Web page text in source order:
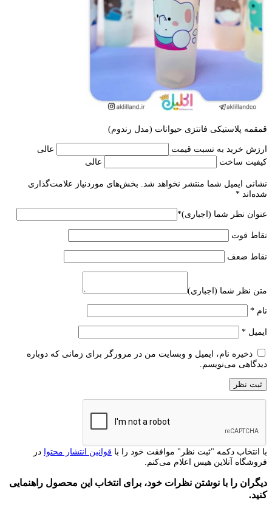
قمقمه پلاستیکی فانتزی حیوانات (مدل رندوم)
ارزش خرید به نسبت قیمت
عالی
کیفیت ساخت
عالی
نشانی ایمیل شما منتشر نخواهد شد.
بخش‌های موردنیاز علامت‌گذاری
شده‌اند *
عنوان نظر شما (اجباری)*
نقاط قوت
نقاط ضعف
متن نظر شما (اجباری)
نام *
ایمیل *
ذخیره نام، ایمیل و وبسایت من در مرورگر برای زمانی که دوباره
دیدگاهی می‌نویسم.
با انتخاب دکمه "ثبت نظر" موافقت خود را با قوانین انتشار محتوا در
فروشگاه آنلاین هیس اعلام می‌کنم.
دیگران را با نوشتن نظرات خود، برای انتخاب این محصول راهنمایی
کنید.